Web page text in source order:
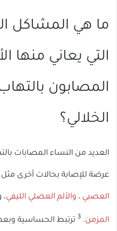
ما هي المشاكل
التي يعاني منها
المصابون بالتهاب
الخلالي؟
العديد من النساء المصابات
عرضة للإصابة بحالات أخرى مثل
العصبي ، والألم العضلي الليفي،
المزمن.
3 ترتبط الحساسية